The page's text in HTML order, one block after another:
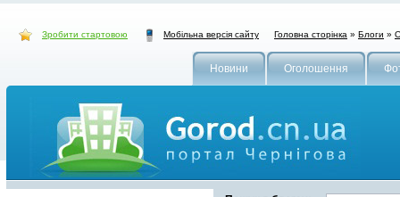
Зробити стартовою Мобільна версія сайту Головна сторінка » Блоги »
Новини Оголошення